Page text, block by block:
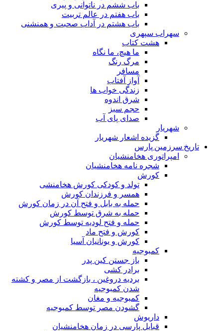
باب ششم در ناتوانى و پیرى
باب هفتم در عالم تربیت
باب هشتم در آداب صحبت و همنشنى
سهراب سپهری
هشت کتاب
ما هیچ، ما نگاه
مرگ رنگ
مسافر
آواز آفتاب
زندگی خواب ها
شرق اندوه
حجم سبز
صدای پای آب
شهریار
گزیده اشعار شهریار
تاریخ سرزمین پارس
امپراتوری هخامنشیان
شجره نامه هخامنشیان
کورش
تولد و کودکی کورش هخامنشی
همسر و فرزندان کورش
حمله به بابل و فتح آن در زمان کورش
حمله به شرق توسط کورش
حمله و فتح لودیه توسط کورش
کورش و فتح ماد
کورش و یونانیان آسیا
کمبوجیه
باز جستن کین پدر
برادر کشی
بردیه دروغین ، بازگشت از مصر و کشته
شدن کمبوجیه
کمبوجیه و مغان
گشودن مصر توسط کمبوجیه
داریوش
قبایل پارسی در زمان هخامنشیان